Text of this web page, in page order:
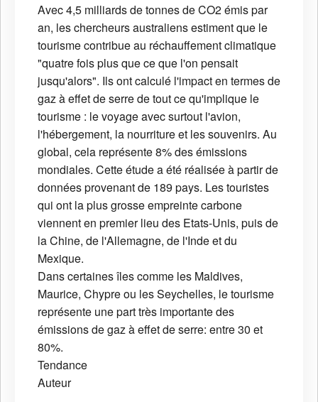
Avec 4,5 milliards de tonnes de CO2 émis par
an, les chercheurs australiens estiment que le
tourisme contribue au réchauffement climatique
"quatre fois plus que ce que l'on pensait
jusqu'alors". Ils ont calculé l'impact en termes de
gaz à effet de serre de tout ce qu'implique le
tourisme : le voyage avec surtout l'avion,
l'hébergement, la nourriture et les souvenirs. Au
global, cela représente 8% des émissions
mondiales. Cette étude a été réalisée à partir de
données provenant de 189 pays. Les touristes
qui ont la plus grosse empreinte carbone
viennent en premier lieu des Etats-Unis, puis de
la Chine, de l'Allemagne, de l'Inde et du
Mexique.
Dans certaines îles comme les Maldives,
Maurice, Chypre ou les Seychelles, le tourisme
représente une part très importante des
émissions de gaz à effet de serre: entre 30 et
80%.
Tendance
Auteur